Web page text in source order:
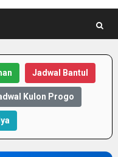
Jadwal Bantul
Kulon Progo